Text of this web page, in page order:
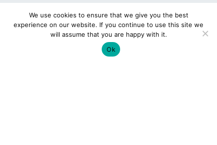
We use cookies to ensure that we give you the best
experience on our website. If you continue to use this site we
will assume that you are happy with it.
Ok